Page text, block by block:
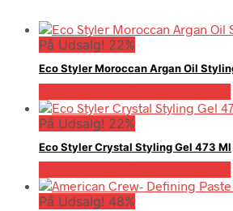
På Udsalg! 22%
Eco Styler Moroccan Argan Oil
På Udsalg! 22%
Eco Styler Crystal Styling Gel 473 Ml
På Udsalg! 48%